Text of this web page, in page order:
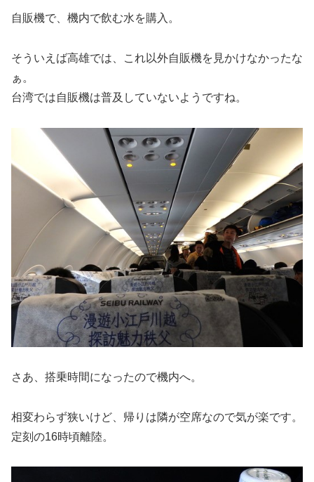
自販機で、機内で飲む水を購入。
そういえば高雄では、これ以外自販機を見かけなかったな
ぁ。
台湾では自販機は普及していないようですね。
さあ、搭乗時間になったので機内へ。
相変わらず狭いけど、帰りは隣が空席なので気が楽です。
定刻の16時頃離陸。